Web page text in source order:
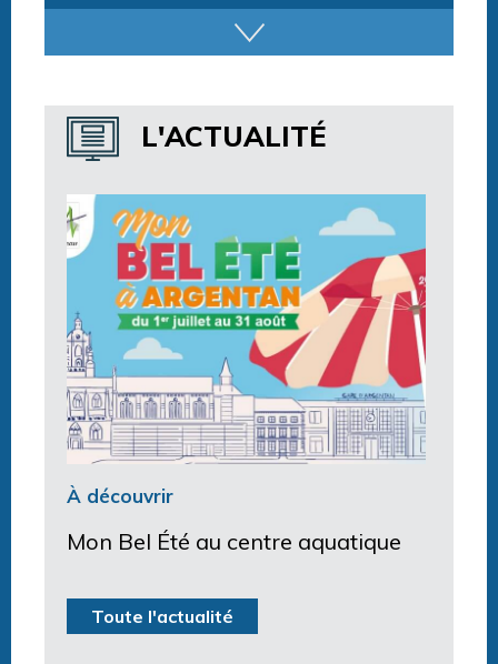
Billetterie et Réservation
Horaires centre aquatique
L'ACTUALITÉ
À découvrir
Mon Bel Été au centre aquatique
Toute l'actualité